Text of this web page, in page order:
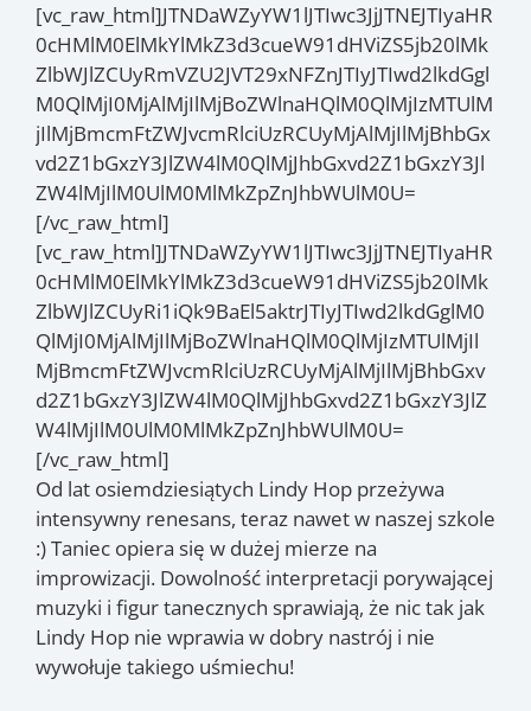
[vc_raw_html]JTNDaWZyYW1lJTIwc3JjJTNEJTIyaHR
0cHMlM0ElMkYlMkZ3d3cueW91dHViZS5jb20lMk
ZlbWJlZCUyRmVZU2JVT29xNFZnJTIyJTIwd2lkdGgl
M0QlMjI0MjAlMjIlMjBoZWlnaHQlM0QlMjIzMTUlM
jIlMjBmcmFtZWJvcmRlciUzRCUyMjAlMjIlMjBhbGx
vd2Z1bGxzY3JlZW4lM0QlMjJhbGxvd2Z1bGxzY3Jl
ZW4lMjIlM0UlM0MlMkZpZnJhbWUlM0U=
[/vc_raw_html]
[vc_raw_html]JTNDaWZyYW1lJTIwc3JjJTNEJTIyaHR
0cHMlM0ElMkYlMkZ3d3cueW91dHViZS5jb20lMk
ZlbWJlZCUyRi1iQk9BaEl5aktrJTIyJTIwd2lkdGglM0
QlMjI0MjAlMjIlMjBoZWlnaHQlM0QlMjIzMTUlMjIl
MjBmcmFtZWJvcmRlciUzRCUyMjAlMjIlMjBhbGxv
d2Z1bGxzY3JlZW4lM0QlMjJhbGxvd2Z1bGxzY3JlZ
W4lMjIlM0UlM0MlMkZpZnJhbWUlM0U=
[/vc_raw_html]
Od lat osiemdziesiątych Lindy Hop przeżywa
intensywny renesans, teraz nawet w naszej szkole
:) Taniec opiera się w dużej mierze na
improwizacji. Dowolność interpretacji porywającej
muzyki i figur tanecznych sprawiają, że nic tak jak
Lindy Hop nie wprawia w dobry nastrój i nie
wywołuje takiego uśmiechu!